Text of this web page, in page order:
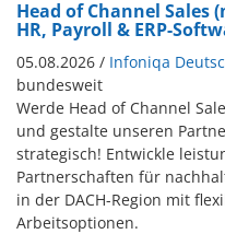
Head of Channel Sales
HR, Payroll & ERP-
05.08.2026 / Infoniqa
bundesweit
Werde Head of Channel
und gestalte unseren
strategisch! Entwickle
Partnerschaften für
in der DACH-Region mit
Arbeitsoptionen.